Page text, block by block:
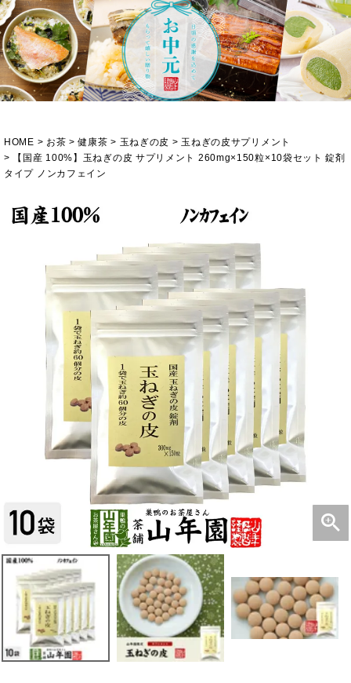
HOME お茶 健康茶 玉ねぎの皮
玉ねぎの皮サプリメント
【国産 100%】玉ねぎの皮 サプリメント 260mg×150粒×10袋セット 錠剤
タイプ ノンカフェイン